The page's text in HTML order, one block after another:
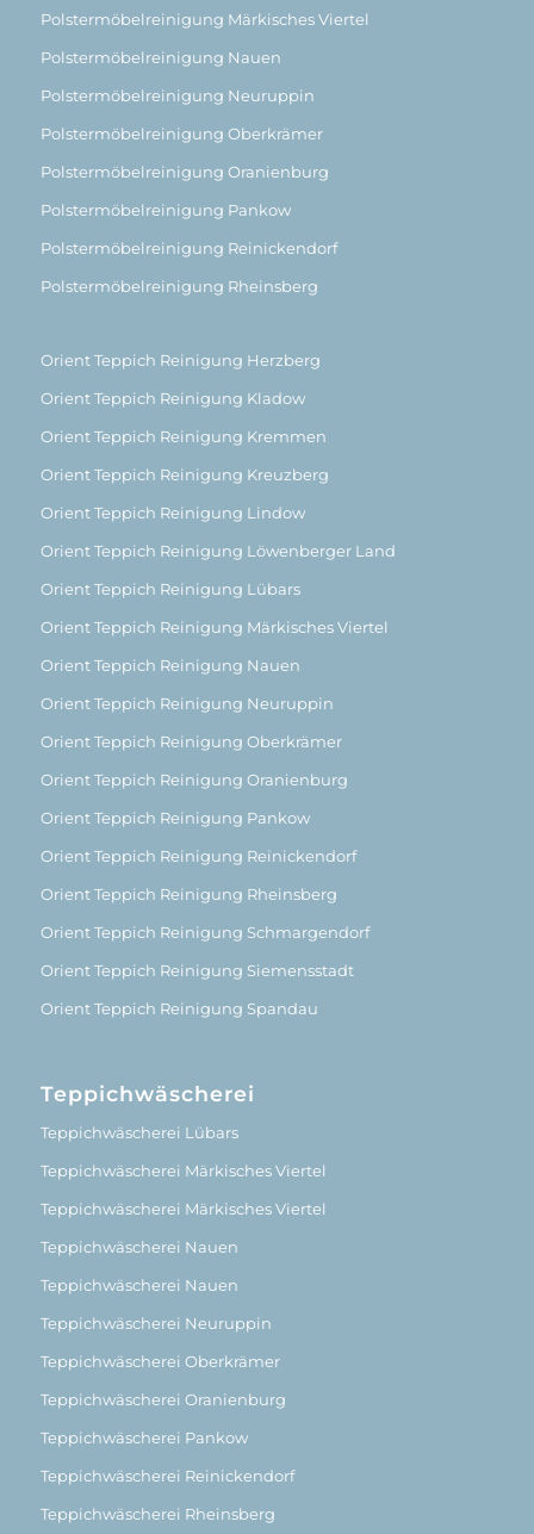
Polstermöbelreinigung Märkisches Viertel
Polstermöbelreinigung Nauen
Polstermöbelreinigung Neuruppin
Polstermöbelreinigung Oberkrämer
Polstermöbelreinigung Oranienburg
Polstermöbelreinigung Pankow
Polstermöbelreinigung Reinickendorf
Polstermöbelreinigung Rheinsberg
Orient Teppich Reinigung Herzberg
Orient Teppich Reinigung Kladow
Orient Teppich Reinigung Kremmen
Orient Teppich Reinigung Kreuzberg
Orient Teppich Reinigung Lindow
Orient Teppich Reinigung Löwenberger Land
Orient Teppich Reinigung Lübars
Orient Teppich Reinigung Märkisches Viertel
Orient Teppich Reinigung Nauen
Orient Teppich Reinigung Neuruppin
Orient Teppich Reinigung Oberkrämer
Orient Teppich Reinigung Oranienburg
Orient Teppich Reinigung Pankow
Orient Teppich Reinigung Reinickendorf
Orient Teppich Reinigung Rheinsberg
Orient Teppich Reinigung Schmargendorf
Orient Teppich Reinigung Siemensstadt
Orient Teppich Reinigung Spandau
Teppichwäscherei
Teppichwäscherei Lübars
Teppichwäscherei Märkisches Viertel
Teppichwäscherei Märkisches Viertel
Teppichwäscherei Nauen
Teppichwäscherei Nauen
Teppichwäscherei Neuruppin
Teppichwäscherei Oberkrämer
Teppichwäscherei Oranienburg
Teppichwäscherei Pankow
Teppichwäscherei Reinickendorf
Teppichwäscherei Rheinsberg